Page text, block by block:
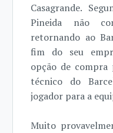
Casagrande.
Pineida não
retornando ao
fim do seu
opção de
técnico do
jogador para a
Muito